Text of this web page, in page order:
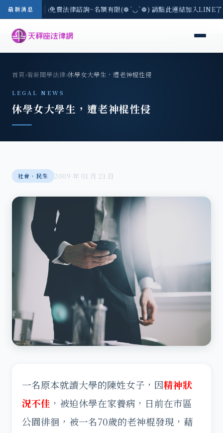
最新消息
-8/3(一) 現場免費法律諮詢~名額有限(❁´◡`❁) 請點此連結加入LINE
首頁›看新聞學法律›休學女大學生，遭老神棍性侵
LEGAL NEWS
休學女大學生，遭老神棍性侵
社會‧民生 2009 年 01 月 21 日
一名原本就讀大學的陳姓女子，因精神狀
況不佳 ，被迫休學在家養病，日前在市區
公園徘徊，被一名70歲的老神棍發現，藉